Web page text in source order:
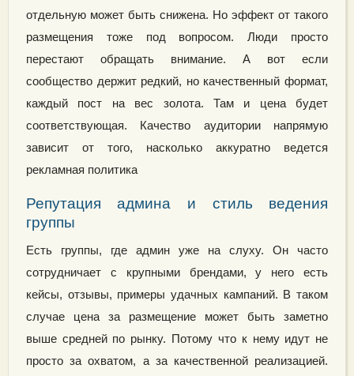
отдельную может быть снижена. Но эффект от такого
размещения тоже под вопросом. Люди просто
перестают обращать внимание. А вот если
сообщество держит редкий, но качественный формат,
каждый пост на вес золота. Там и цена будет
соответствующая. Качество аудитории напрямую
зависит от того, насколько аккуратно ведется
рекламная политика
Репутация админа и стиль ведения
группы
Есть группы, где админ уже на слуху. Он часто
сотрудничает с крупными брендами, у него есть
кейсы, отзывы, примеры удачных кампаний. В таком
случае цена за размещение может быть заметно
выше средней по рынку. Потому что к нему идут не
просто за охватом, а за качественной реализацией.